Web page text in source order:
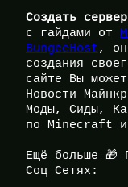
Создать
с гайдами от
BungeeHost, он
создания
сайте Вы
Новости
Моды, Сиды,
по Minecraft и
Ещё больше 🎁
Соц Сетях: